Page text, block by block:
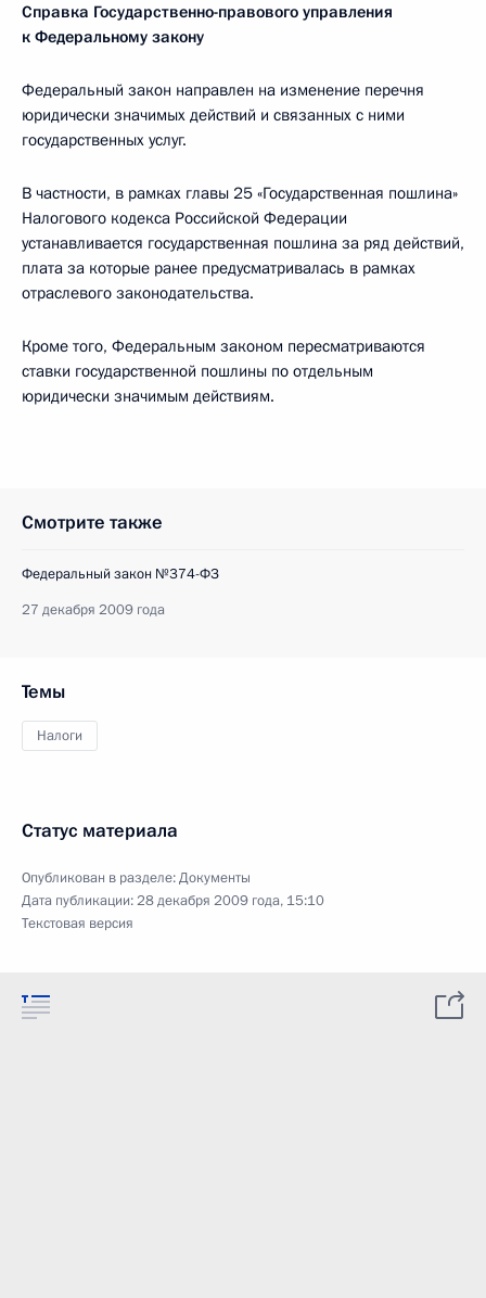
Справка Государственно-правового управления
к Федеральному закону
Федеральный закон направлен на изменение перечня
юридически значимых действий и связанных с ними
государственных услуг.
В частности, в рамках главы 25 «Государственная пошлина»
Налогового кодекса Российской Федерации
устанавливается государственная пошлина за ряд действий,
плата за которые ранее предусматривалась в рамках
отраслевого законодательства.
Кроме того, Федеральным законом пересматриваются
ставки государственной пошлины по отдельным
юридически значимым действиям.
Смотрите также
Федеральный закон №374-ФЗ
27 декабря 2009 года
Темы
Налоги
Статус материала
Опубликован в разделе:Документы
Дата публикации:28 декабря 2009 года, 15:10
Текстовая версия